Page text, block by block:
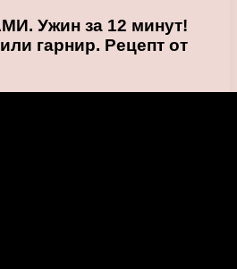
Ужин за 12 минут!
гарнир. Рецепт от